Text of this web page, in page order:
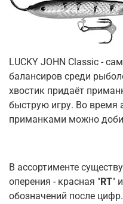
LUCKY JOHN Classic -
балансиров среди
хвостик придаёт
быструю игру. Во время
приманками можно
В ассортименте
оперения - красная "RT"
обозначений после